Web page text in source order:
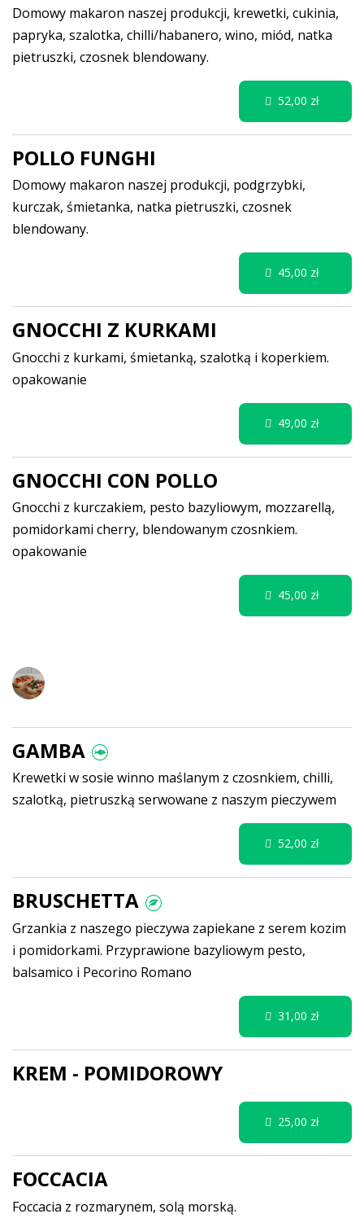
Domowy makaron naszej produkcji, krewetki, cukinia,
papryka, szalotka, chilli/habanero, wino, miód, natka
pietruszki, czosnek blendowany.
POLLO FUNGHI
Domowy makaron naszej produkcji, podgrzybki,
kurczak, śmietanka, natka pietruszki, czosnek
blendowany.
GNOCCHI Z KURKAMI
Gnocchi z kurkami, śmietanką, szalotką i koperkiem.
opakowanie
GNOCCHI CON POLLO
Gnocchi z kurczakiem, pesto bazyliowym, mozzarellą,
pomidorkami cherry, blendowanym czosnkiem.
opakowanie
GAMBA
Krewetki w sosie winno maślanym z czosnkiem, chilli,
szalotką, pietruszką serwowane z naszym pieczywem
BRUSCHETTA
Grzankia z naszego pieczywa zapiekane z serem kozim
i pomidorkami. Przyprawione bazyliowym pesto,
balsamico i Pecorino Romano
KREM - POMIDOROWY
FOCCACIA
Foccacia z rozmarynem, solą morską.